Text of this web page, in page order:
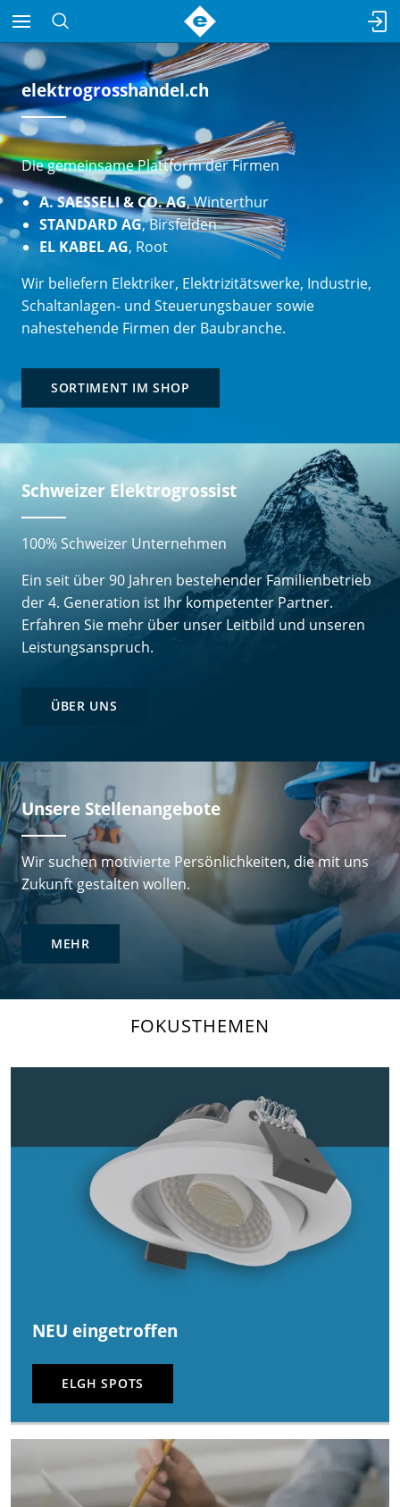
elektrogrosshandel.ch
Die gemeinsame Plattform der Firmen
A. SAESSELI & CO. AG, Winterthur
STANDARD AG, Birsfelden
EL KABEL AG, Root
Wir beliefern Elektriker, Elektrizitätswerke, Industrie,
Schaltanlagen- und Steuerungsbauer sowie
nahestehende Firmen der Baubranche.
SORTIMENT IM SHOP
Schweizer Elektrogrossist
100% Schweizer Unternehmen
Ein seit über 90 Jahren bestehender Familienbetrieb
der 4. Generation ist Ihr kompetenter Partner.
Erfahren Sie mehr über unser Leitbild und unseren
Leistungsanspruch.
ÜBER UNS
Unsere Stellenangebote
Wir suchen motivierte Persönlichkeiten, die mit uns
Zukunft gestalten wollen.
MEHR
FOKUSTHEMEN
NEU eingetroffen
ELGH SPOTS